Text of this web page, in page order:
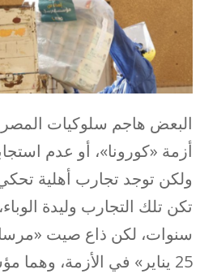
البعض هاجم سلوكيات
أزمة «كورونا»، أو عدم
ولكن توجد تجارب أهلية
تكن تلك التجارب وليدة
سنوات، لكن ذاع صيت
25 يناير» في الأزمة،